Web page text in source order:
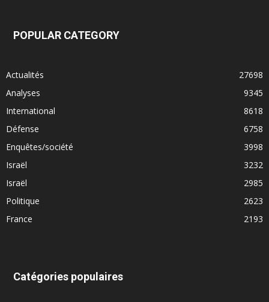
POPULAR CATEGORY
Actualités
27698
Analyses
9345
International
8618
Défense
6758
Enquêtes/société
3998
Israël
3232
Israël
2985
Politique
2623
France
2193
Catégories populaires